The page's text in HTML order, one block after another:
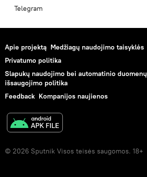
Telegram
Apie projektą Medžiagų naudojimo taisyklės
Privatumo politika
Slapukų naudojimo bei automatinio duomenų
išsaugojimo politika
Feedback Kompanijos naujienos
© 2026 Sputnik Visos teisės saugomos. 18+